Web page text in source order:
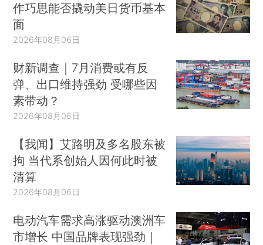
作巧思能否撬动美日货币基本
面
2026年08月06日
财新调查｜7月消费或有反
弹、出口维持强劲 受哪些因
素带动？
2026年08月06日
【我闻】艾路明及多名股东被
拘 当代系创始人因何此时被
清算
2026年08月06日
电动汽车需求高涨驱动澳洲车
市增长 中国品牌表现强劲｜